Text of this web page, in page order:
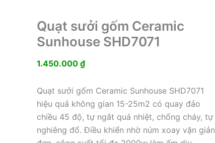
Quạt sưởi gốm Ceramic
Sunhouse SHD7071
1.450.000 ₫
Quạt sưởi gốm Ceramic Sunhouse SHD7071
hiệu quả không gian 15-25m2 có quay đảo
chiều 45 độ, tự ngắt quá nhiệt, chống cháy, tự
nghiêng đổ. Điều khiển nhờ núm xoay vặn giản